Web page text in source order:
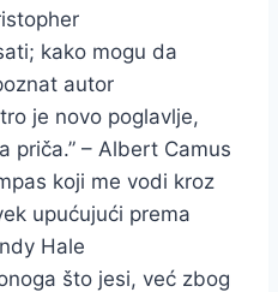
kako mogu da
autor
je novo poglavlje,
priča.” – Albert Camus
koji me vodi kroz
upućujući prema
Hale
što jesi, već zbog